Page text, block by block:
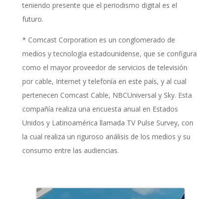
teniendo presente que el periodismo digital es el
futuro.
* Comcast Corporation es un conglomerado de
medios y tecnología estadounidense, que se configura
como el mayor proveedor de servicios de televisión
por cable, Internet y telefonía en este país, y al cual
pertenecen Comcast Cable, NBCUniversal y Sky. Esta
compañía realiza una encuesta anual en Estados
Unidos y Latinoamérica llamada TV Pulse Survey, con
la cual realiza un riguroso análisis de los medios y su
consumo entre las audiencias.